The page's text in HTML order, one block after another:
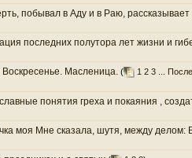
побывал в Аду и в Раю,
последних полутора лет жизни и
Масленица. ( 1 2 3
понятия греха и покаяния ,
моя Мне сказала, шутя, между делом: